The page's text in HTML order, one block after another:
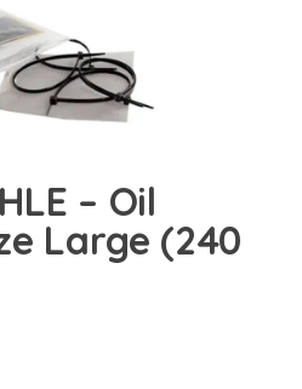
– Oil
Large (240